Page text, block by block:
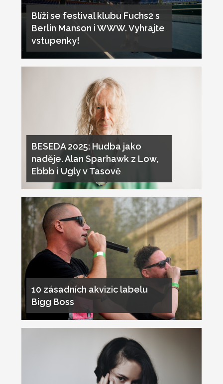
Blíží se festival klubu Fuchs2 s
Berlin Manson i WWW. Vyhrajte
vstupenky!
BESEDA 2025: Hudba jako
naděje. Alan Sparhawk z Low,
Ebbb i Ugly v Tasově
10 zásadních akvizic labelu
Bigg Boss